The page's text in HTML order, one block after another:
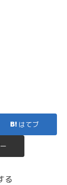
はてブ
る